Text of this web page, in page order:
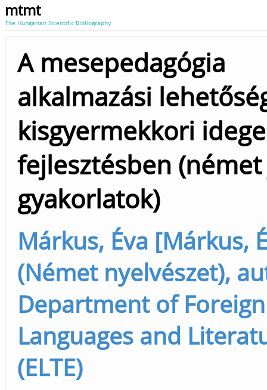
mtmt
The Hungarian Scientific Bibliography
A mesepedagógia
alkalmazási
kisgyermekkori
fejlesztésben
gyakorlatok)
Márkus, Éva [Márkus,
(Német nyelvészet),
Department of Foreign
Languages and
(ELTE)